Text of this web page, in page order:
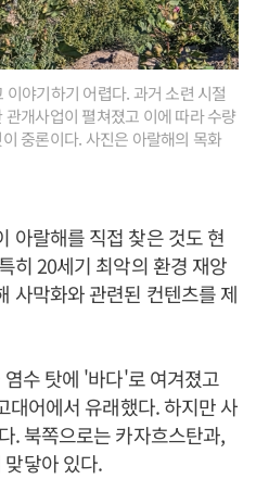
야기하기 어렵다. 과거 소련 시절
개사업이 펼쳐졌고 이에 따라 수량
중론이다. 사진은 아랄해의 목화
아랄해를 직접 찾은 것도 현
히 20세기 최악의 환경 재앙
사막화와 관련된 컨텐츠를 제
수 탓에 '바다'로 여겨졌고
대어에서 유래했다. 하지만 사
. 북쪽으로는 카자흐스탄과,
닿아 있다.